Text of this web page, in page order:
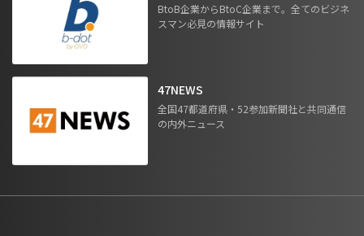
BtoB企業からBtoC企業まで。全てのビジネ
スマン必見の情報サイト
47NEWS
全国47都道府県・52参加新聞社と共同通信
の内外ニュース